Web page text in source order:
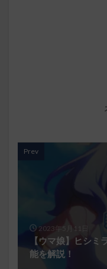
Prev
2023年5月11日
【ウマ娘】ヒシ
能を解説！